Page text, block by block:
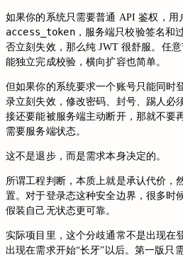
如果你的系统只需要普通 API 鉴权，用
access_token，服务端只校验签名和
否立刻失效，那么纯 JWT 很舒服。任
能独立完成校验，横向扩容也简单。
但如果你的系统要求一个账号只能同时
录立刻失效，修改密码、封号、踢人必
接还要能被服务端主动断开，那就不要
需要服务端状态。
这不是退步，而是需求本身决定的。
所谓工程判断，本质上就是承认代价，
置。对于登录态这种安全边界，很多时
假装自己无状态更可靠。
实际项目里，这个分歧通常不是出现在
出现在需求开始“长牙”以后。第一版只